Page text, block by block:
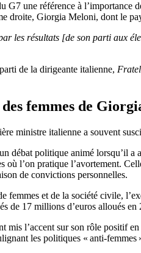
une référence à l’importance
droite, Giorgia Meloni, dont le
les résultats [de son parti aux
de la dirigeante italienne,
femmes de
ministre italienne a souvent
débat politique animé lorsqu’il
où l’on pratique l’avortement.
de convictions personnelles.
femmes et de la société civile,
de 17 millions d’euros alloués
mis l’accent sur son rôle positif
les politiques « anti-